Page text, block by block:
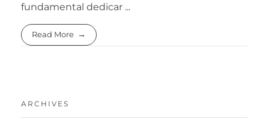
fundamental dedicar ...
Read More
ARCHIVES